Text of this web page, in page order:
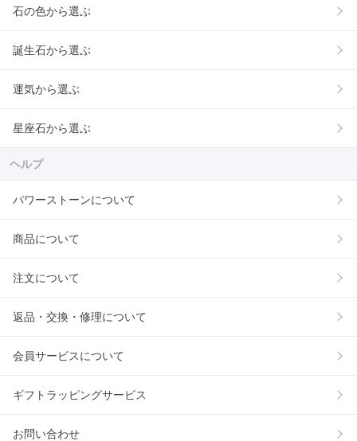
石の色から選ぶ
誕生石から選ぶ
運気から選ぶ
星座石から選ぶ
ヘルプ
パワーストーンについて
商品について
注文について
返品・交換・修理について
会員サービスについて
ギフトラッピングサービス
お問い合わせ